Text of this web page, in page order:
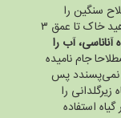
سنگین را
می‌پسندد. در فاصله‌ی بین دو آبیاری اجازه دهید خاک تا عمق ۳
آناناسی، آب را
جام نامیده
نمی‌پسندد پس
را
استفاده